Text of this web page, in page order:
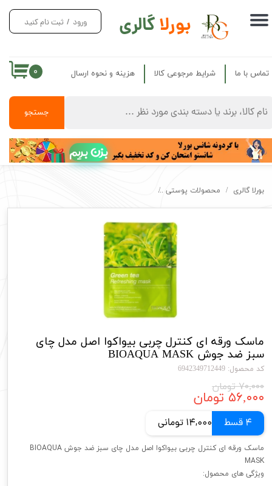
بورلاگالری
جستجو
ورود / ثبت نام کنید
حساب کاربری من
سفارشات
خروج از حساب کاربری
۰ تماس با ما شرایط مرجوعی کالا هزینه و نحوه ارسال
بزن بریم
بورلا گالری محصولات پوستی
ماسک ورقه ای کنترل چربی بیواکوا اصل مدل چای
سبز ضد جوش BIOAQUA MASK
کد محصول: 6942349712449
۷۰,۰۰۰ تومان
۵۶,۰۰۰ تومان
4 قسط 14,000 تومانی
ماسک ورقه ای کنترل چربی بیواکوا اصل مدل چای سبز ضد جوش BIOAQUA
MASK
ویژگی های محصول: